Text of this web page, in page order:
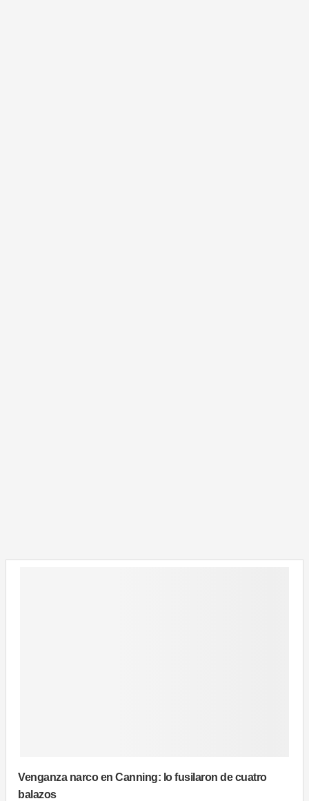
Venganza narco en Canning: lo fusilaron de cuatro
balazos